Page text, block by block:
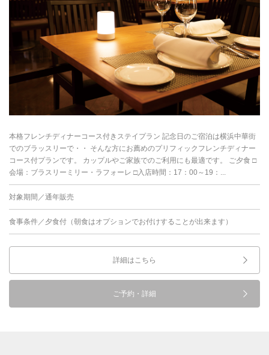
本格フレンチディナーコース付きステイプラン 記念日のご宿泊は横浜中華街
でのブラッスリーで・・ そんな方にお薦めのプリフィックフレンチディナー
コース付プランです。 カップルやご家族でのご利用にも最適です。 ご夕食 □
会場：ブラスリーミリー・ラフォーレ □入店時間：17：00～19：...
対象期間／通年販売
食事条件／夕食付（朝食はオプションでお付けすることが出来ます）
詳細はこちら
ご予約・詳細